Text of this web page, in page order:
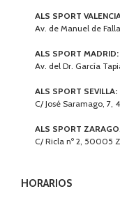
ALS SPORT
Av. de Manuel de
ALS SPORT MADRID:
Av. del Dr. García
ALS SPORT SEVILLA:
C/ José Saramago, 7,
ALS SPORT
C/ Ricla nº 2, 50005
HORARIOS